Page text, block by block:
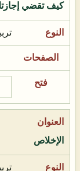
كيف تقضي
الإخلاص